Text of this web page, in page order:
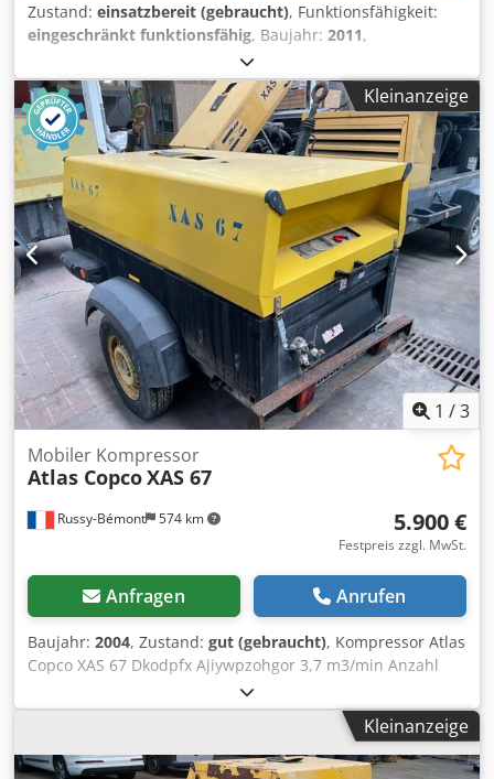
Zustand: einsatzbereit (gebraucht), Funktionsfähigkeit:
eingeschränkt funktionsfähig, Baujahr: 2011,
, Ausstattung:
Kompressor Atlas Copco XAS 67 DDG, Baujahr 2011, 1192
Betriebsstunden, Volumenstrom 3,5 m³, Notstrom 12,5
Kva, Anschlüsse 1 x 230 Volt, 2 x 400 Volt,
Ser.Nr.YA3062566B0165583, Zulassung vorhanden, bei
dem Notstrom springt die Sicherung raus, Nachschalt
Rußfilter SMF-MR Dodpsv Rbufofx Ahgjkr
Kleinanzeige
1 /3
Russy-Bémont 574 km
Mobiler Kompressor
Atlas CopcoXAS 67
5.900 €
Festpreis zzgl. MwSt.
Anfragen Anrufen
Baujahr: 2004, Zustand: gut (gebraucht), Kompressor Atlas
Copco XAS 67 Dkodpfx Ajiywpzohgor 3,7 m3/min Anzahl
der Stunden: 2.371 h Deutz-Motor Typ: Diesel
Kleinanzeige